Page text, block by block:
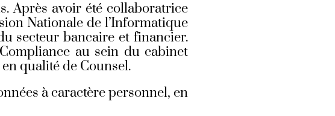
Après avoir été collaboratrice
Nationale de l’Informatique
secteur bancaire et financier.
au sein du cabinet
qualité de Counsel.
à caractère personnel, en